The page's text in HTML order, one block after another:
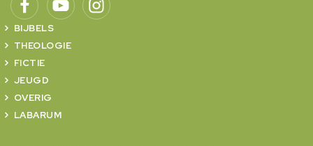
BIJBELS
THEOLOGIE
FICTIE
JEUGD
OVERIG
LABARUM